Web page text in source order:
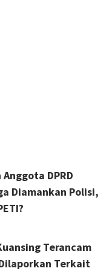
DPRD
Diamankan Polisi,
Terancam
Terkait